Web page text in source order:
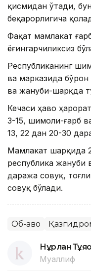
қисмидан ўтади,
беқарорлигича
Фақат мамлакат
ёғингарчиликсиз
Республиканинг
ва марказида
ва жануби-шарқда
Кечаси ҳаво
3-15, шимоли-ғарб
13, 22 дан 20-30
Мамлакат шарқида
республика жануби
даража совуқ,
совуқ бўлади.
Об-ҳаво
Нұрлан
Муаллиф